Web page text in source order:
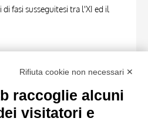
fasi susseguitesi tra l'XI ed il
nel fianco sinistro -
Rifiuta cookie non necessari ✕
raccoglie alcuni
visitatori e